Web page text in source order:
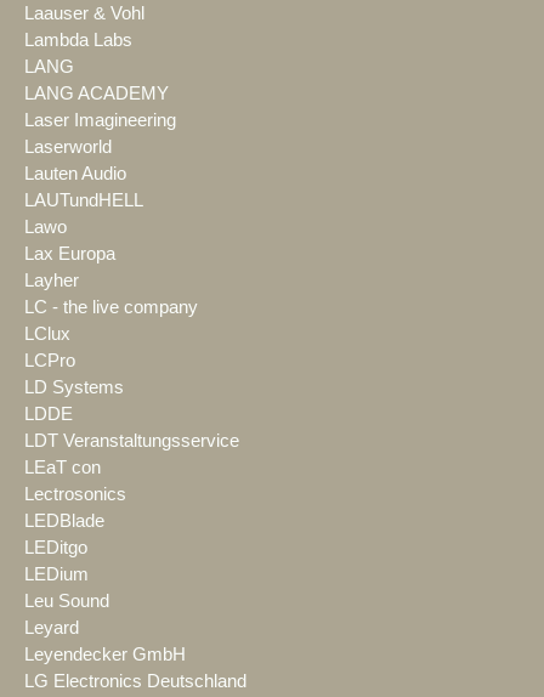
Laauser & Vohl
Lambda Labs
LANG
LANG ACADEMY
Laser Imagineering
Laserworld
Lauten Audio
LAUTundHELL
Lawo
Lax Europa
Layher
LC - the live company
LClux
LCPro
LD Systems
LDDE
LDT Veranstaltungsservice
LEaT con
Lectrosonics
LEDBlade
LEDitgo
LEDium
Leu Sound
Leyard
Leyendecker GmbH
LG Electronics Deutschland